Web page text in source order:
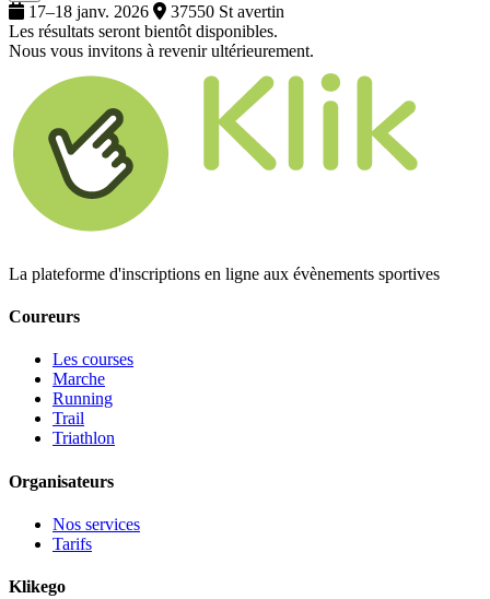
17–18 janv. 2026
37550 St avertin
Les résultats seront bientôt disponibles.
Nous vous invitons à revenir ultérieurement.
La plateforme d'inscriptions en ligne aux évènements sportives
Coureurs
Les courses
Marche
Running
Trail
Triathlon
Organisateurs
Nos services
Tarifs
Klikego